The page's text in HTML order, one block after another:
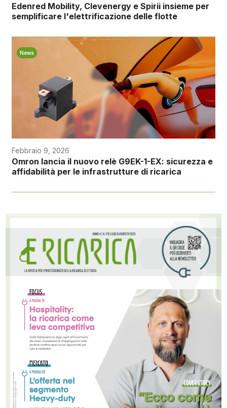
Edenred Mobility, Clevenergy e Spirii insieme per
semplificare l'elettrificazione delle flotte
News
Febbraio 9, 2026
Omron lancia il nuovo relè G9EK-1-EX: sicurezza e
affidabilità per le infrastrutture di ricarica